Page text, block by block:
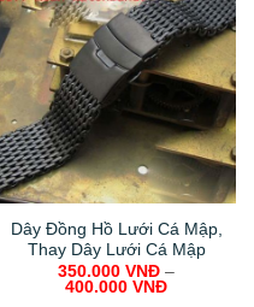
Dây Đồng Hồ Lưới Cá Mập,
Thay Dây Lưới Cá Mập
350.000 VNĐ –
400.000 VNĐ